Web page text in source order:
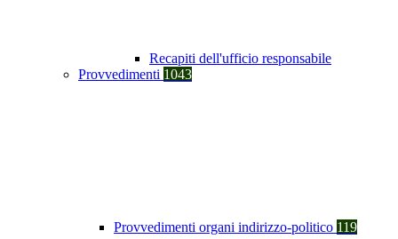
Recapiti dell'ufficio responsabile
Provvedimenti 1043
Provvedimenti organi indirizzo-politico 119